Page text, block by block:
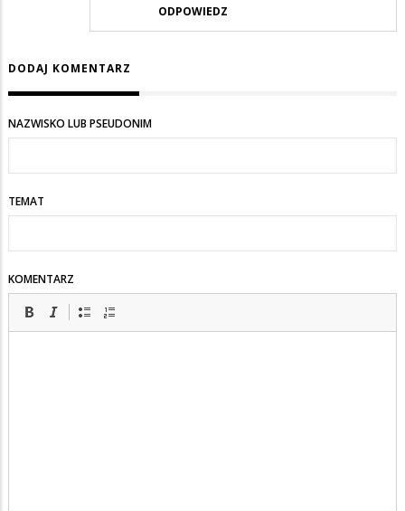
ODPOWIEDZ
DODAJ KOMENTARZ
NAZWISKO LUB PSEUDONIM
TEMAT
KOMENTARZ